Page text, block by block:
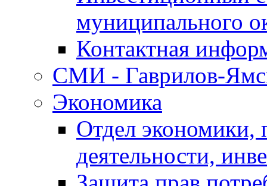
муниципального
Контактная
СМИ - Гаврилов-
Экономика
Отдел экономики,
деятельности,